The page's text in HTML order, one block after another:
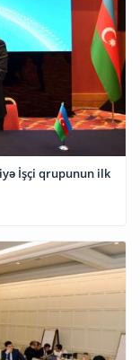
İşçi qrupunun ilk